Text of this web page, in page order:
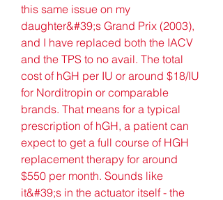
this same issue on my
daughter&#39;s Grand Prix (2003),
and I have replaced both the IACV
and the TPS to no avail. The total
cost of hGH per IU or around $18/IU
for Norditropin or comparable
brands. That means for a typical
prescription of hGH, a patient can
expect to get a full course of HGH
replacement therapy for around
$550 per month. Sounds like
it&#39;s in the actuator itself - the